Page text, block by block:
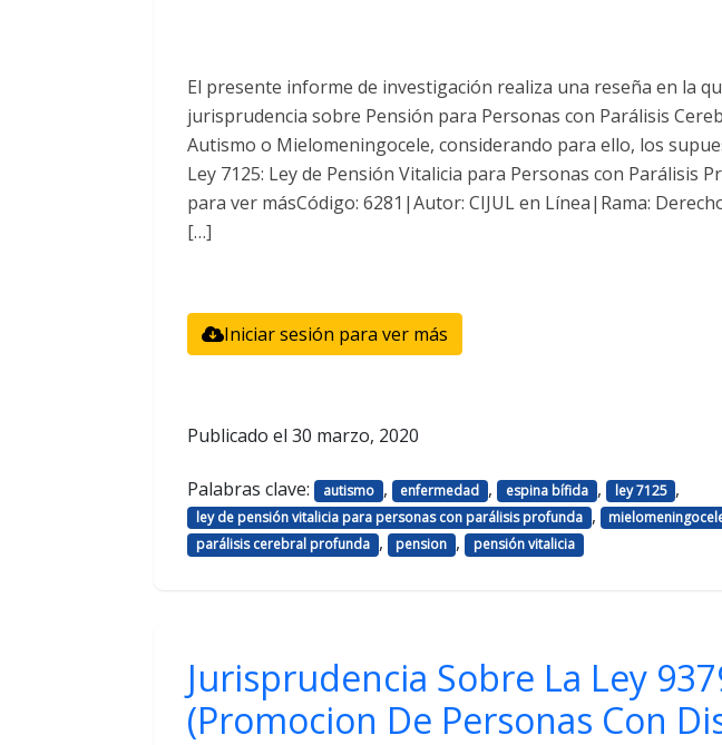
El presente informe de investigación realiza una reseña en la
jurisprudencia sobre Pensión para Personas con Parálisis
Autismo o Mielomeningocele, considerando para ello, los
Ley 7125: Ley de Pensión Vitalicia para Personas con Parálisis
para ver másCódigo: 6281|Autor: CIJUL en Línea|Rama:
[…]
Iniciar sesión para ver más
Publicado el 30 marzo, 2020
Palabras clave: autismo , enfermedad , espina bífida , ley 7125 ,
ley de pensión vitalicia para personas con parálisis profunda ,
parálisis cerebral profunda , pension , pensión vitalicia
Jurisprudencia Sobre La Ley
(Promocion De Personas Con